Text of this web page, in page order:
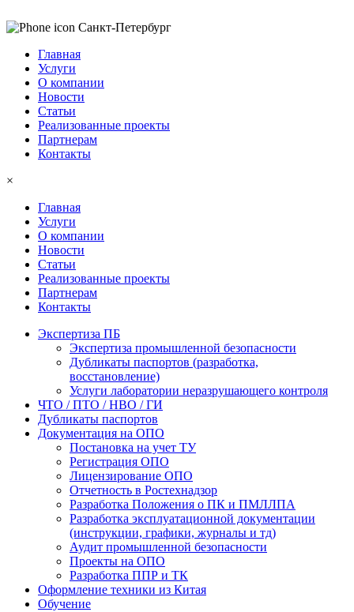
Санкт-Петербург
Главная
Услуги
О компании
Новости
Статьи
Реализованные проекты
Партнерам
Контакты
×
Главная
Услуги
О компании
Новости
Статьи
Реализованные проекты
Партнерам
Контакты
Экспертиза ПБ
Экспертиза промышленной безопасности
Дубликаты паспортов (разработка,
восстановление)
Услуги лаборатории неразрушающего контроля
ЧТО / ПТО / НВО / ГИ
Дубликаты паспортов
Документация на ОПО
Постановка на учет ТУ
Регистрация ОПО
Лицензирование ОПО
Отчетность в Ростехнадзор
Разработка Положения о ПК и ПМЛЛПА
Разработка эксплуатационной документации
(инструкции, графики, журналы и тд)
Аудит промышленной безопасности
Проекты на ОПО
Разработка ППР и ТК
Оформление техники из Китая
Обучение